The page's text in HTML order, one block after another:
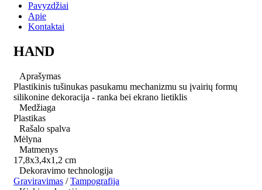
Pavyzdžiai
Apie
Kontaktai
HAND
Aprašymas
Plastikinis tušinukas pasukamu mechanizmu su įvairių formų
silikonine dekoracija - ranka bei ekrano lietiklis
Medžiaga
Plastikas
Rašalo spalva
Mėlyna
Matmenys
17,8x3,4x1,2 cm
Dekoravimo technologija
Graviravimas /Tampografija